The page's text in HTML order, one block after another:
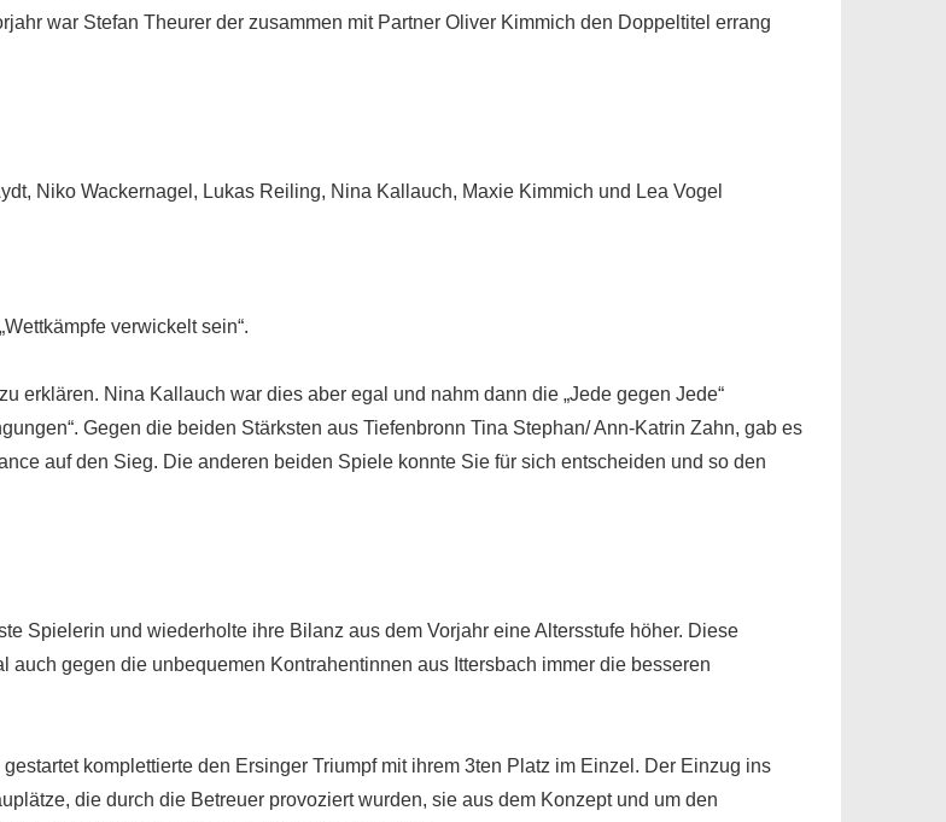
war Stefan Theurer der zusammen mit Partner Oliver Kimmich den Doppeltitel errang
Niko Wackernagel, Lukas Reiling, Nina Kallauch, Maxie Kimmich und Lea Vogel
verwickelt sein“.
erklären. Nina Kallauch war dies aber egal und nahm dann die „Jede gegen Jede“
Gegen die beiden Stärksten aus Tiefenbronn Tina Stephan/ Ann-Katrin Zahn, gab es
auf den Sieg. Die anderen beiden Spiele konnte Sie für sich entscheiden und so den
Spielerin und wiederholte ihre Bilanz aus dem Vorjahr eine Altersstufe höher. Diese
auch gegen die unbequemen Kontrahentinnen aus Ittersbach immer die besseren
komplettierte den Ersinger Triumpf mit ihrem 3ten Platz im Einzel. Der Einzug ins
die durch die Betreuer provoziert wurden, sie aus dem Konzept und um den